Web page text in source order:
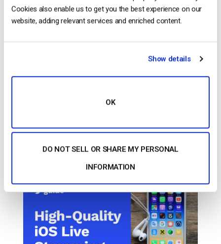
Cookies also enable us to get you the best experience on our
website, adding relevant services and enriched content.
Show details
OK
DO NOT SELL OR SHARE MY PERSONAL
INFORMATION
El blog de los expertos en
para iOS